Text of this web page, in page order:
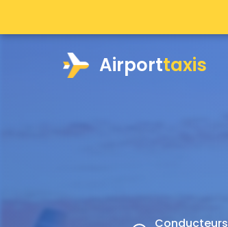
Airporttaxis
Conducteurs